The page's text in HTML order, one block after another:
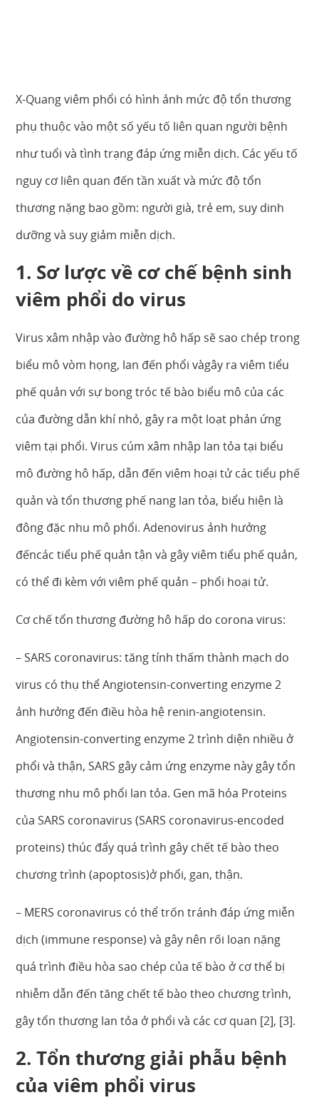
X-Quang viêm phổi có hình ảnh mức độ tổn thương
phụ thuộc vào một số yếu tố liên quan người bệnh
như tuổi và tình trạng đáp ứng miễn dịch. Các yếu tố
nguy cơ liên quan đến tần xuất và mức độ tổn
thương nặng bao gồm: người già, trẻ em, suy dinh
dưỡng và suy giảm miễn dịch.
1. Sơ lược về cơ chế bệnh sinh
viêm phổi do virus
Virus xâm nhập vào đường hô hấp sẽ sao chép trong
biểu mô vòm họng, lan đến phổi vàgây ra viêm tiểu
phế quản với sự bong tróc tế bào biểu mô của các
của đường dẫn khí nhỏ, gây ra một loạt phản ứng
viêm tại phổi. Virus cúm xâm nhập lan tỏa tại biểu
mô đường hô hấp, dẫn đến viêm hoại tử các tiểu phế
quản và tổn thương phế nang lan tỏa, biểu hiện là
đông đặc nhu mô phổi. Adenovirus ảnh hưởng
đếncác tiểu phế quản tận và gây viêm tiểu phế quản,
có thể đi kèm với viêm phế quản – phổi hoại tử.
Cơ chế tổn thương đường hô hấp do corona virus:
– SARS coronavirus: tăng tính thấm thành mạch do
virus có thụ thể Angiotensin-converting enzyme 2
ảnh hưởng đến điều hòa hệ renin-angiotensin.
Angiotensin-converting enzyme 2 trình diện nhiều ở
phổi và thận, SARS gây cảm ứng enzyme này gây tổn
thương nhu mô phổi lan tỏa. Gen mã hóa Proteins
của SARS coronavirus (SARS coronavirus-encoded
proteins) thúc đẩy quá trình gây chết tế bào theo
chương trình (apoptosis)ở phổi, gan, thận.
– MERS coronavirus có thể trốn tránh đáp ứng miễn
dịch (immune response) và gây nên rối loạn nặng
quá trình điều hòa sao chép của tế bào ở cơ thể bị
nhiễm dẫn đến tăng chết tế bào theo chương trình,
gây tổn thương lan tỏa ở phổi và các cơ quan [2], [3].
2. Tổn thương giải phẫu bệnh
của viêm phổi virus